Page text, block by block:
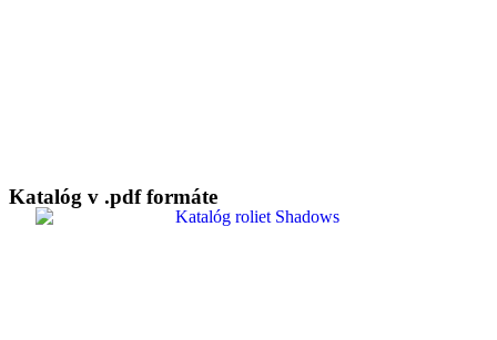
Katalóg v .pdf formáte